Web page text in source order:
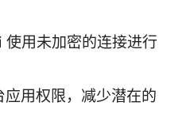
用未加密的连接进行
用权限，减少潜在的